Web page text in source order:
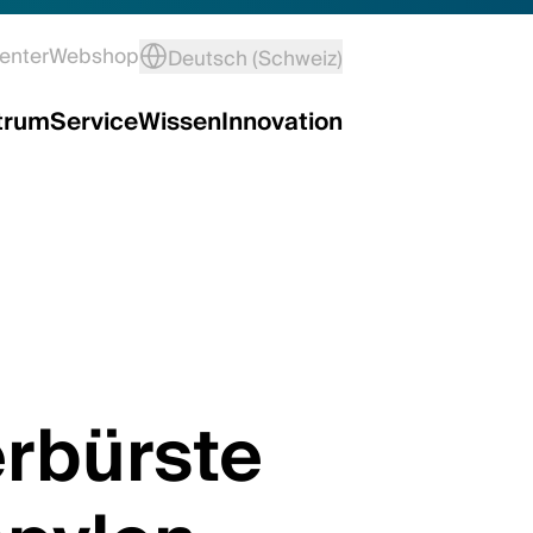
Webshop Deutsch (Schweiz)
ServiceWissenInnovation